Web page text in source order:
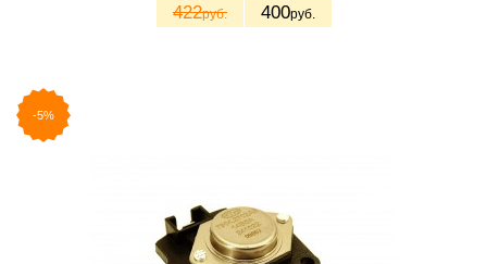
422руб. 400руб.
-5%